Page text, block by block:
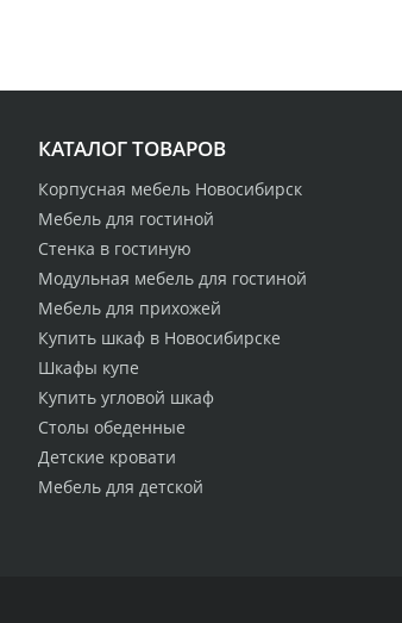
КАТАЛОГ ТОВАРОВ
Корпусная мебель Новосибирск
Мебель для гостиной
Стенка в гостиную
Модульная мебель для гостиной
Мебель для прихожей
Купить шкаф в Новосибирске
Шкафы купе
Купить угловой шкаф
Столы обеденные
Детские кровати
Мебель для детской